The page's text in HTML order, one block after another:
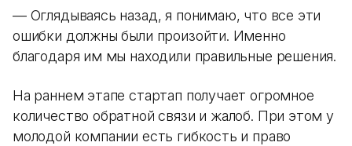
— Оглядываясь назад, я понимаю, что все эти
ошибки должны были произойти. Именно
благодаря им мы находили правильные решения.
На раннем этапе стартап получает огромное
количество обратной связи и жалоб. При этом у
молодой компании есть гибкость и право